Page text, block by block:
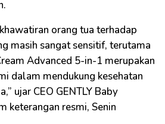
orang tua terhadap
masih sangat sensitif, terutama
Advanced 5-in-1 merupakan
dalam mendukung kesehatan
ujar CEO GENTLY Baby
keterangan resmi, Senin